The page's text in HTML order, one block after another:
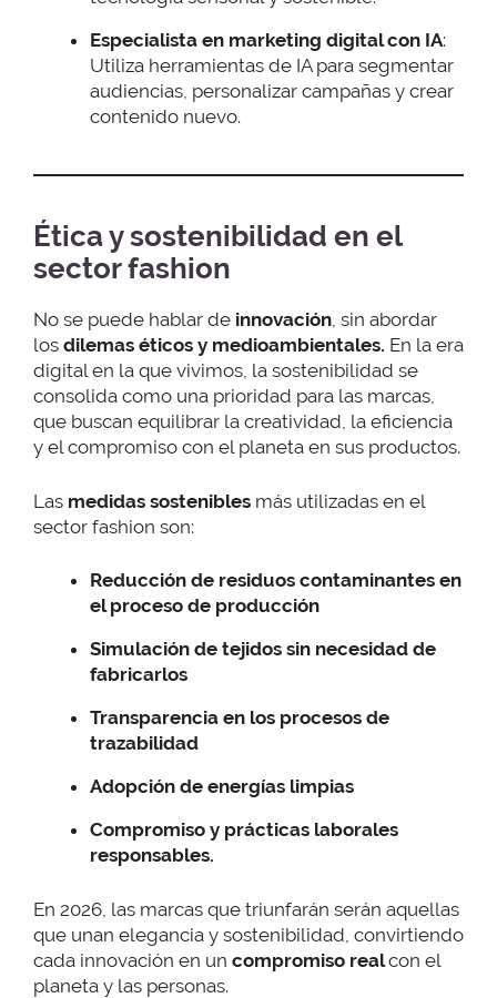
Especialista en marketing digital con IA:
Utiliza herramientas de IA para segmentar
audiencias, personalizar campañas y crear
contenido nuevo.
Ética y sostenibilidad en el
sector fashion
No se puede hablar de innovación, sin abordar
los dilemas éticos y medioambientales. En la era
digital en la que vivimos, la sostenibilidad se
consolida como una prioridad para las marcas,
que buscan equilibrar la creatividad, la eficiencia
y el compromiso con el planeta en sus productos.
Las medidas sostenibles más utilizadas en el
sector fashion son:
Reducción de residuos contaminantes en
el proceso de producción
Simulación de tejidos sin necesidad de
fabricarlos
Transparencia en los procesos de
trazabilidad
Adopción de energías limpias
Compromiso y prácticas laborales
responsables.
En 2026, las marcas que triunfarán serán aquellas
que unan elegancia y sostenibilidad, convirtiendo
cada innovación en un compromiso realcon el
planeta y las personas.